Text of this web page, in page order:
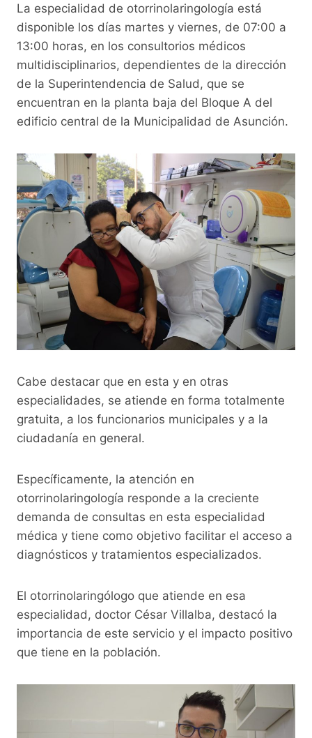
c
e
b
o
o
k
itt
er
at
s
A
p
p
p
y
Li
n
k
e
gr
a
m
La especialidad de otorrinolaringología está
disponible los días martes y viernes, de 07:00 a
13:00 horas, en los consultorios médicos
multidisciplinarios, dependientes de la dirección
de la Superintendencia de Salud, que se
encuentran en la planta baja del Bloque A del
edificio central de la Municipalidad de Asunción.
Cabe destacar que en esta y en otras
especialidades, se atiende en forma totalmente
gratuita, a los funcionarios municipales y a la
ciudadanía en general.
Específicamente, la atención en
otorrinolaringología responde a la creciente
demanda de consultas en esta especialidad
médica y tiene como objetivo facilitar el acceso a
diagnósticos y tratamientos especializados.
El otorrinolaringólogo que atiende en esa
especialidad, doctor César Villalba, destacó la
importancia de este servicio y el impacto positivo
que tiene en la población.